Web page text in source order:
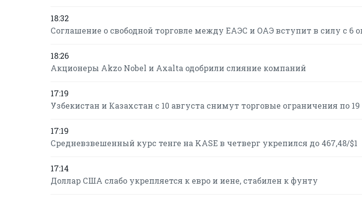
18:32
Соглашение о свободной торговле между ЕАЭС и ОАЭ вступит в силу с 6
18:26
Акционеры Akzo Nobel и Axalta одобрили слияние компаний
17:19
Узбекистан и Казахстан с 10 августа снимут торговые ограничения по
17:19
Средневзвешенный курс тенге на KASE в четверг укрепился до 467,48/$1
17:14
Доллар США слабо укрепляется к евро и иене, стабилен к фунту